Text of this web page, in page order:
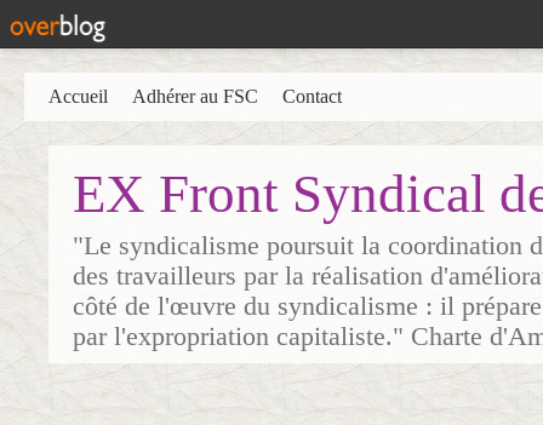
EX Front Syndical
"Le syndicalisme poursuit la coordination
des travailleurs par la réalisation
côté de l'œuvre du syndicalisme : il
par l'expropriation capitaliste." Charte
Accueil Adhérer au FSC Contact